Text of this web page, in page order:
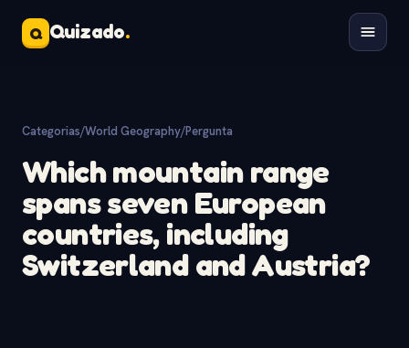
Q Quizado.
Categorias/World Geography/Pergunta
Which mountain range
spans seven European
countries, including
Switzerland and Austria?